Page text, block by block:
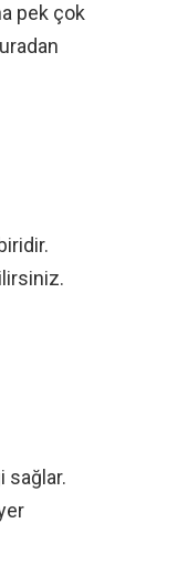
pek çok
sağlar.